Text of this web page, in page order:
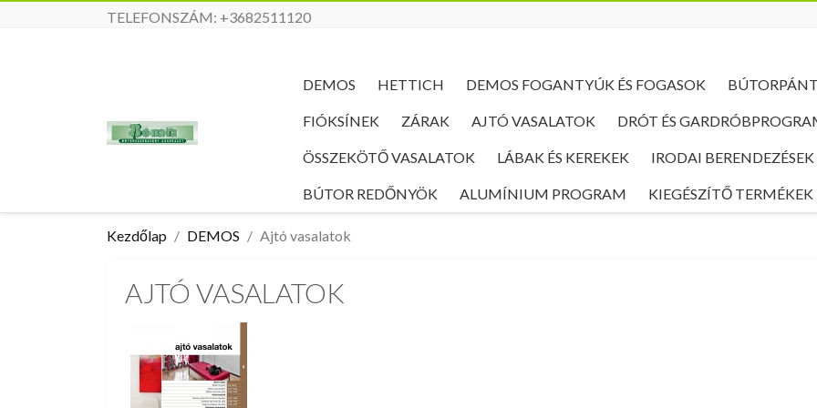
TELEFONSZÁM: +3682511120
DEMOS HETTICH DEMOS FOGANTYÚK ÉS FOGASOK
FIÓKSÍNEK ZÁRAK AJTÓ VASALATOK DRÓT ÉS
ÖSSZEKÖTŐ VASALATOK LÁBAK ÉS KEREKEK IRODAI BERENDEZÉSEK
BÚTOR REDŐNYÖK ALUMÍNIUM PROGRAM KIEGÉSZÍTŐ TERMÉKEK
Kezdőlap DEMOS Ajtó vasalatok
AJTÓ VASALATOK